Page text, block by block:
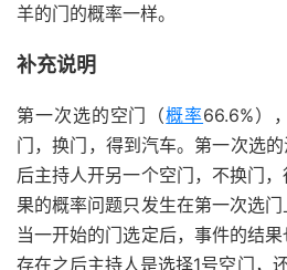
羊的门的概率一样。
补充说明
第一次选的空门（概率66.6%）
门，换门，得到汽车。第一次选
后主持人开另一个空门，不换门
果的概率问题只发生在第一次选门
当一开始的门选定后，事件的结
存在之后主持人是选择1号空门，